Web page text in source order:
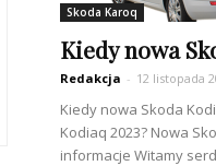
Skoda Karoq
Kiedy nowa
Redakcja - 12 listopada
Kiedy nowa Skoda
Kodiaq 2023? Nowa
informacje Witamy